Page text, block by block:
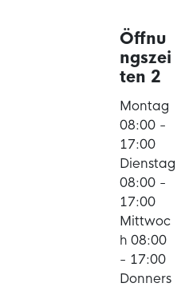
Öffnu
ngszei
ten 2
Montag
08:00 -
17:00
Dienstag
08:00 -
17:00
Mittwoc
h 08:00
- 17:00
Donners